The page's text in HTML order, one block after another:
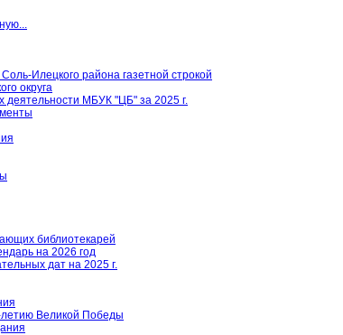
Илецкого района газетной строкой
округа
деятельности МБУК "ЦБ" за 2025 г.
библиотекарей
на 2026 год
дат на 2025 г.
Великой Победы